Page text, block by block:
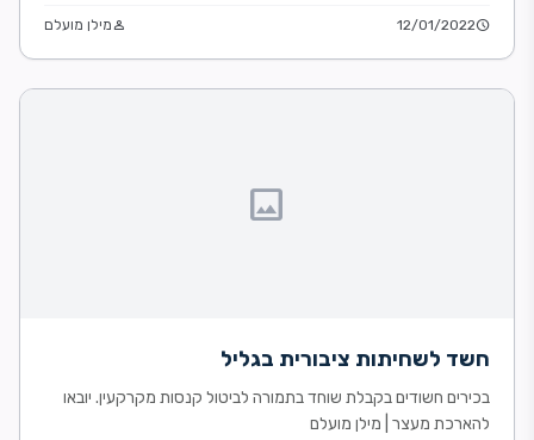
schedule
12/01/2022
personמילן מועלם
image
חשד לשחיתות ציבורית בגליל
בכירים חשודים בקבלת שוחד בתמורה לביטול קנסות מקרקעין. יובאו
להארכת מעצר | מילן מועלם